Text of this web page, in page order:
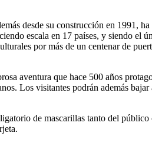
desde su construcción en 1991, ha
escala en 17 países, y siendo el
por más de un centenar de
aventura que hace 500 años
Los visitantes podrán además
de mascarillas tanto del